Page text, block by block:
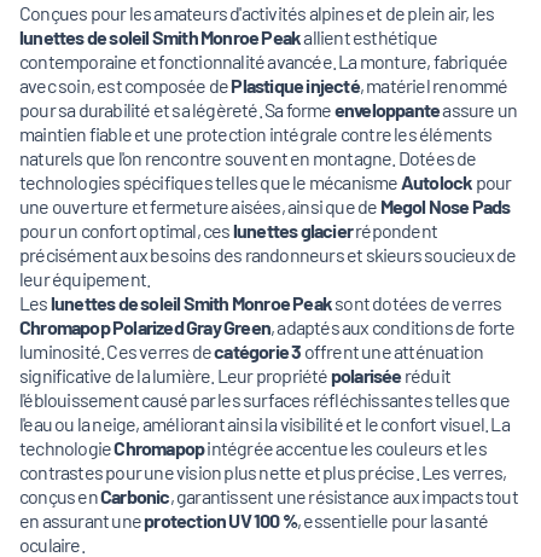
Conçues pour les amateurs d'activités alpines et de plein air, les
lunettes de soleil Smith Monroe Peakallient esthétique
contemporaine et fonctionnalité avancée. La monture, fabriquée
avec soin, est composée dePlastique injecté, matériel renommé
pour sa durabilité et sa légèreté. Sa formeenveloppanteassure un
maintien fiable et une protection intégrale contre les éléments
naturels que l'on rencontre souvent en montagne. Dotées de
technologies spécifiques telles que le mécanismeAutolock pour
une ouverture et fermeture aisées, ainsi que de Megol Nose Pads
pour un confort optimal, ceslunettes glacierrépondent
précisément aux besoins des randonneurs et skieurs soucieux de
leur équipement.
Leslunettes de soleil Smith Monroe Peaksont dotées de verres
Chromapop Polarized Gray Green, adaptés aux conditions de forte
luminosité. Ces verres decatégorie 3 offrent une atténuation
significative de la lumière. Leur propriété polariséeréduit
l'éblouissement causé par les surfaces réfléchissantes telles que
l'eau ou la neige, améliorant ainsi la visibilité et le confort visuel. La
technologieChromapopintégrée accentue les couleurs et les
contrastes pour une vision plus nette et plus précise. Les verres,
conçus enCarbonic, garantissent une résistance aux impacts tout
en assurant uneprotection UV 100 %, essentielle pour la santé
oculaire.